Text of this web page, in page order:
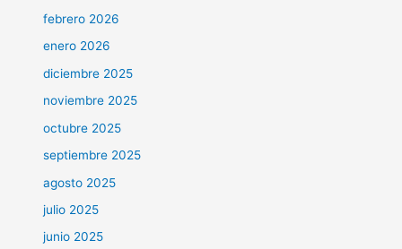
febrero 2026
enero 2026
diciembre 2025
noviembre 2025
octubre 2025
septiembre 2025
agosto 2025
julio 2025
junio 2025